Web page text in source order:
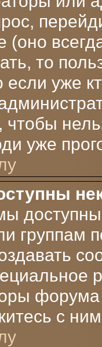
то
уже
чтобы
уже
группам
форума
с